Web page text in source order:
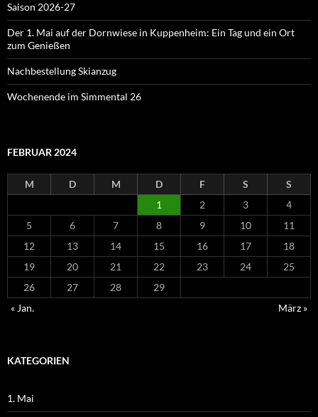
Saison 2026-27
Der 1. Mai auf der Dornwiese in Kuppenheim: Ein Tag und ein Ort
zum Genießen
Nachbestellung Skianzug
Wochenende im Simmental 26
FEBRUAR 2024
M D M D F S
S
1
2 3
4
5
6 7 8 9 10
11
12
13 14 15 16 17
18
19
20 21 22 23 24
25
26
27 28
29
« Jan.
März »
KATEGORIEN
1. Mai